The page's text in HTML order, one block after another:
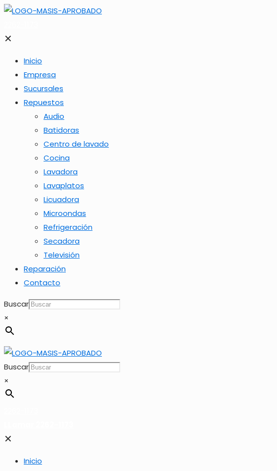
✕
Inicio
Empresa
Sucursales
Repuestos
Audio
Batidoras
Centro de lavado
Cocina
Lavadora
Lavaplatos
Licuadora
Microondas
Refrigeración
Secadora
Televisión
Reparación
Contacto
Buscar
×
Buscar
×
✕
Inicio